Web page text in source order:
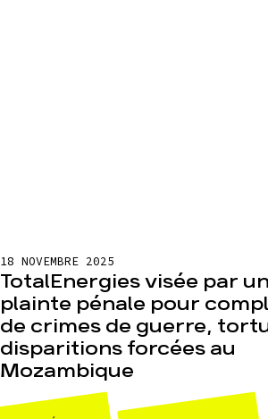
18 NOVEMBRE 2025
TotalEnergies visée par
plainte pénale pour
de crimes de guerre,
disparitions forcées au
Mozambique